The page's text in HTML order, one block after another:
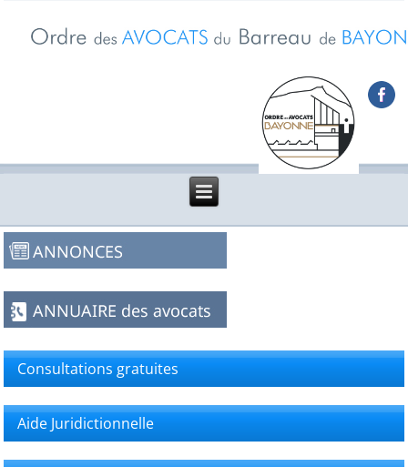
Consultations gratuites
Aide Juridictionnelle